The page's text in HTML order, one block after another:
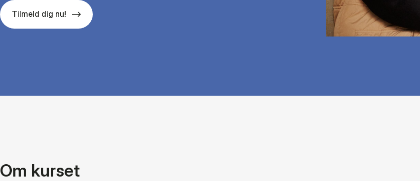
Tilmeld dig nu!
Om kurset